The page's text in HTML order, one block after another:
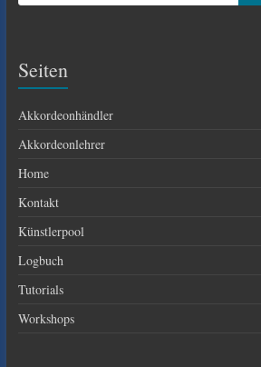
Seiten
Akkordeonhändler
Akkordeonlehrer
Home
Kontakt
Künstlerpool
Logbuch
Tutorials
Workshops